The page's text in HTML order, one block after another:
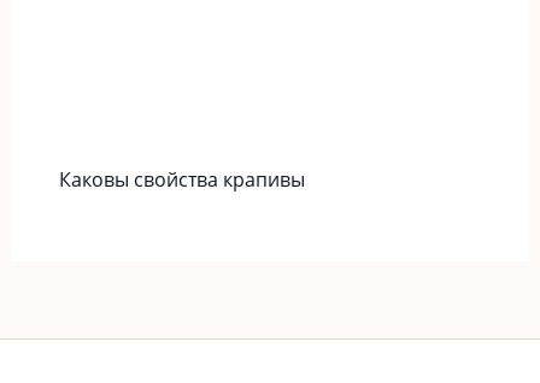
Каковы свойства крапивы